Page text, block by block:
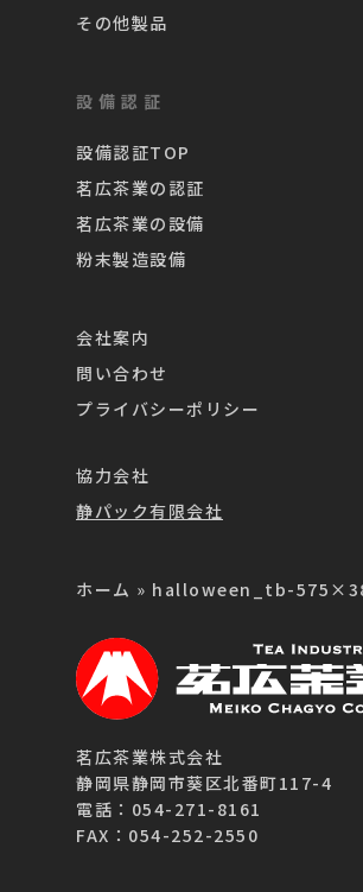
その他製品
設備認証
設備認証TOP
茗広茶業の認証
茗広茶業の設備
粉末製造設備
会社案内
問い合わせ
プライバシーポリシー
協力会社
静パック有限会社
ホーム » halloween_tb-
茗広茶業株式会社
静岡県静岡市葵区北番町117-4
電話：054-271-8161
FAX：054-252-2550